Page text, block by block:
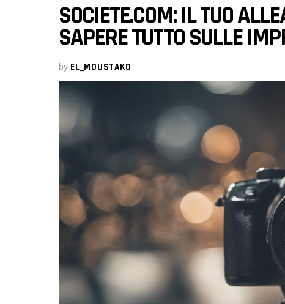
SOCIETE.COM: IL TUO
SAPERE TUTTO SULLE
by EL_MOUSTAKO